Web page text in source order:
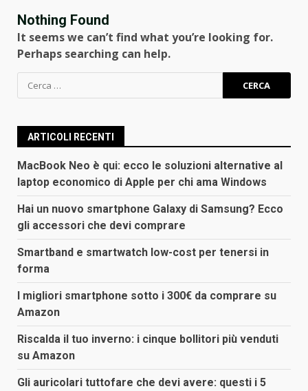
Nothing Found
It seems we can’t find what you’re looking for.
Perhaps searching can help.
Ricerca
per:
ARTICOLI RECENTI
MacBook Neo è qui: ecco le soluzioni alternative al
laptop economico di Apple per chi ama Windows
Hai un nuovo smartphone Galaxy di Samsung? Ecco
gli accessori che devi comprare
Smartband e smartwatch low-cost per tenersi in
forma
I migliori smartphone sotto i 300€ da comprare su
Amazon
Riscalda il tuo inverno: i cinque bollitori più venduti
su Amazon
Gli auricolari tuttofare che devi avere: questi i 5